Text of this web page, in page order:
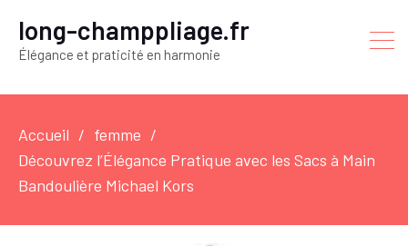
long-champpliage.fr
Élégance et praticité en harmonie
Accueil
femme
Découvrez l’Élégance Pratique avec les Sacs à Main
Bandoulière Michael Kors